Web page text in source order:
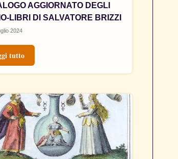
AGGIORNATO DEGLI
LIBRI DI SALVATORE BRIZZI
2024
tutto